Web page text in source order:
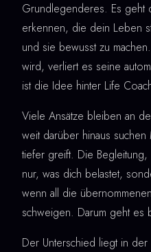
Grundlegenderes. Es geht
erkennen, die dein Leben
und sie bewusst zu
wird, verliert es seine
ist die Idee hinter Life
Viele Ansätze bleiben an
weit darüber hinaus
tiefer greift. Die
nur, was dich belastet,
wenn all die
schweigen. Darum geht es
Der Unterschied liegt in